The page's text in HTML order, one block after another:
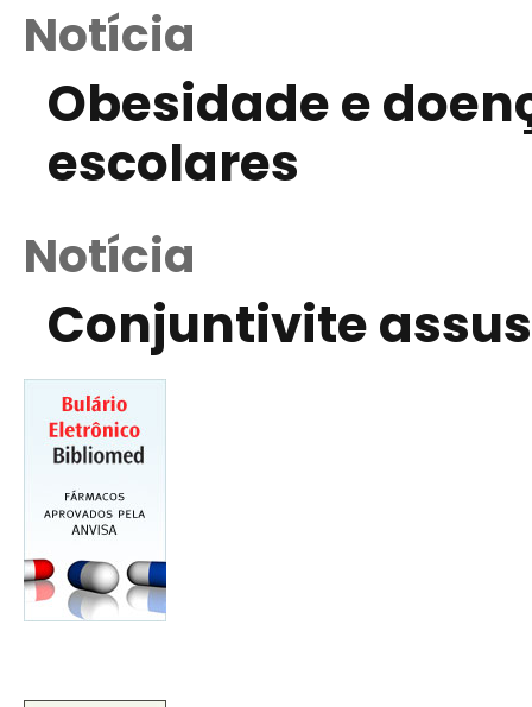
Notícia
Obesidade e
escolares
Notícia
Conjuntivite